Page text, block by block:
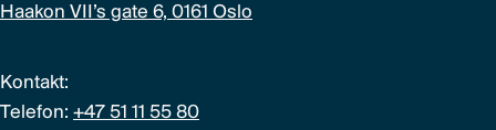
Haakon VII’s gate 6, 0161 Oslo
Kontakt:
Telefon: +47 51 11 55 80